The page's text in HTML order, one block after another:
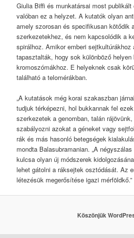
Giulia Biffi és munkatársai most publikált
valóban ez a helyzet. A kutatók olyan
amely szorosan és specifikusan kötődik
szerkezetekhez, és nem kapcsolódik a
spirálhoz. Amikor emberi
tapasztalták, hogy sok különböző helyen
kromoszómákhoz. E helyeknek csak
található a telomérákban.
„A kutatások még korai szakaszban
tudjuk térképezni, hol bukkannak fel
szerkezetek a genomban, talán
szabályozni azokat a géneket vagy
rák és más hasonló betegségek
mondta Balasubramanian. „A
kulcsa olyan új módszerek
lehet gátolni a ráksejtek osztódását. Az
létezésük megerősítése igazi mérföldkő.”
Köszönjük